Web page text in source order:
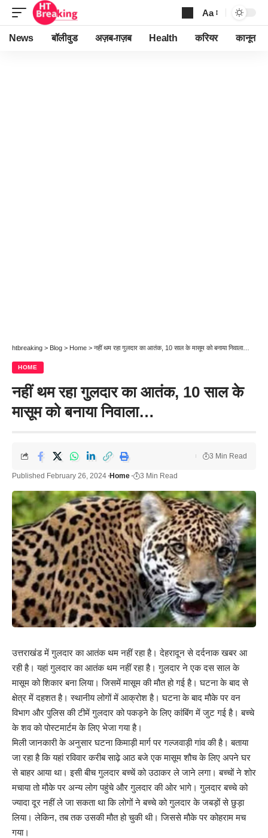
Font
Resizer
Aa
News बॉलीवुड अज़ब-ग़ज़ब Health करियर कानून
htbreaking > Blog > Home > नहीं थम रहा गुलदार का आतंक, 10 साल के मासूम को बनाया निवाला…
HOME
नहीं थम रहा गुलदार का आतंक, 10 साल के
मासूम को बनाया निवाला…
Published February 26, 2024 Home 3 Min Read
3 Min Read
उत्तराखंड में गुलदार का आतंक थम नहीं रहा है। देहरादून से दर्दनाक खबर आ
रही है। यहां गुलदार का आतंक थम नहीं रहा है। गुलदार ने एक दस साल के
मासूम को शिकार बना लिया। जिसमें मासूम की मौत हो गई है। घटना के बाद से
क्षेत्र में दहशत है। स्थानीय लोगों में आक्रोश है। घटना के बाद मौके पर वन
विभाग और पुलिस की टीमें गुलदार को पकड़ने के लिए कांबिंग में जुट गई है। बच्चे
के शव को पोस्टमार्टम के लिए भेजा गया है।
मिली जानकारी के अनुसार घटना किमाड़ी मार्ग पर गल्जवाड़ी गांव की है। बताया
जा रहा है कि यहां रविवार करीब साढ़े आठ बजे एक मासूम शौच के लिए अपने घर
से बाहर आया था। इसी बीच गुलदार बच्चें को उठाकर ले जाने लगा। बच्चों ने शोर
मचाया तो मौके पर अन्य लोग पहुंचे और गुलदार की ओर भागे। गुलदार बच्चे को
ज्यादा दूर नहीं ले जा सकता था कि लोगों ने बच्चे को गुलदार के जबड़ों से छुड़ा
लिया। लेकिन, तब तक उसकी मौत हो चुकी थी। जिससे मौके पर कोहराम मच
गया।